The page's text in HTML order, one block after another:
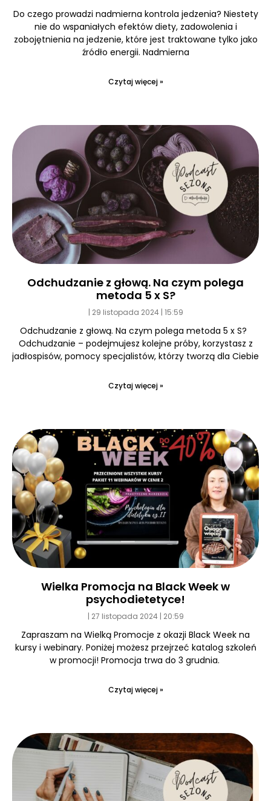
Do czego prowadzi nadmierna kontrola jedzenia? Niestety
nie do wspaniałych efektów diety, zadowolenia i
zobojętnienia na jedzenie, które jest traktowane tylko jako
źródło energii. Nadmierna
Czytaj więcej »
Odchudzanie z głową. Na czym polega
metoda 5 x S?
29 listopada 2024 15:59
Odchudzanie z głową. Na czym polega metoda 5 x S?
Odchudzanie – podejmujesz kolejne próby, korzystasz z
jadłospisów, pomocy specjalistów, którzy tworzą dla Ciebie
Czytaj więcej »
Wielka Promocja na Black Week w
psychodietetyce!
27 listopada 2024 20:59
Zapraszam na Wielką Promocje z okazji Black Week na
kursy i webinary. Poniżej możesz przejrzeć katalog szkoleń
w promocji! Promocja trwa do 3 grudnia.
Czytaj więcej »